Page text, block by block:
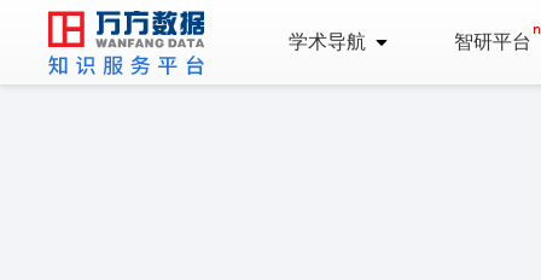
学术导航 智研平台